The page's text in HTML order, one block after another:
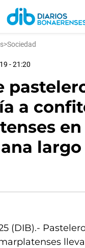
>Sociedad
- 21:20
a
largo
(DIB).-